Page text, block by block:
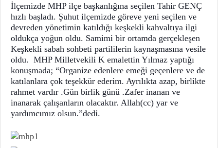
İlçemizde MHP ilçe başkanlığına seçilen Tahir GENÇ
hızlı başladı. Şuhut ilçemizde göreve yeni seçilen ve
devreden yönetimin katıldığı keşkekli kahvaltıya ilgi
oldukça yoğun oldu. Samimi bir ortamda gerçekleşen
Keşkekli sabah sohbeti partililerin kaynaşmasına vesile
oldu. MHP Milletvekili K emalettin Yılmaz yaptığı
konuşmada; “Organize edenlere emeği geçenlere ve de
katılanlara çok teşekkür ederim. Ayrılıkta azap, birlikte
rahmet vardır .Gün birlik günü .Zafer inanan ve
inanarak çalışanların olacaktır. Allah(cc) yar ve
yardımcımız olsun.”dedi.